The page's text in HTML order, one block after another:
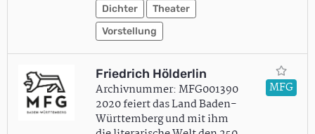
Dichter
Theater
Vorstellung
Friedrich Hölderlin
Archivnummer: MFG001390
2020 feiert das Land Baden-
Württemberg und mit ihm
MFG